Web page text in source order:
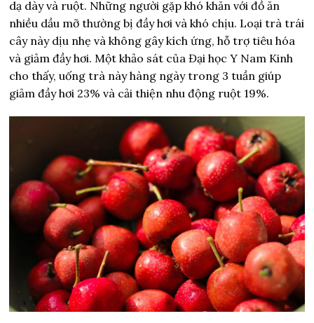
dạ dày và ruột. Những người gặp khó khăn với đồ ăn
nhiều dầu mỡ thường bị đầy hơi và khó chịu. Loại trà trái
cây này dịu nhẹ và không gây kích ứng, hỗ trợ tiêu hóa
và giảm đầy hơi. Một khảo sát của Đại học Y Nam Kinh
cho thấy, uống trà này hàng ngày trong 3 tuần giúp
giảm đầy hơi 23% và cải thiện nhu động ruột 19%.